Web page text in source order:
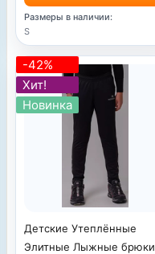
Размеры в наличии:
S
-42%
Хит!
Новинка
Детские Утеплённые
Элитные Лыжные брюки